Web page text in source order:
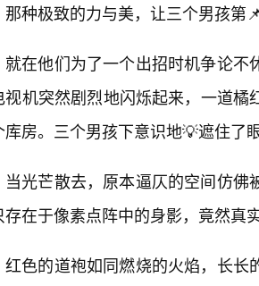
那种极致的力与美，让三个男孩第
就在他们为了一个出招时机争论
视机突然剧烈地闪烁起来，一道
库房。三个男孩下意识地💡遮住了
当光芒散去，原本逼仄的空间仿
存在于像素点阵中的身影，竟然真
红色的道袍如同燃烧的火焰，长长